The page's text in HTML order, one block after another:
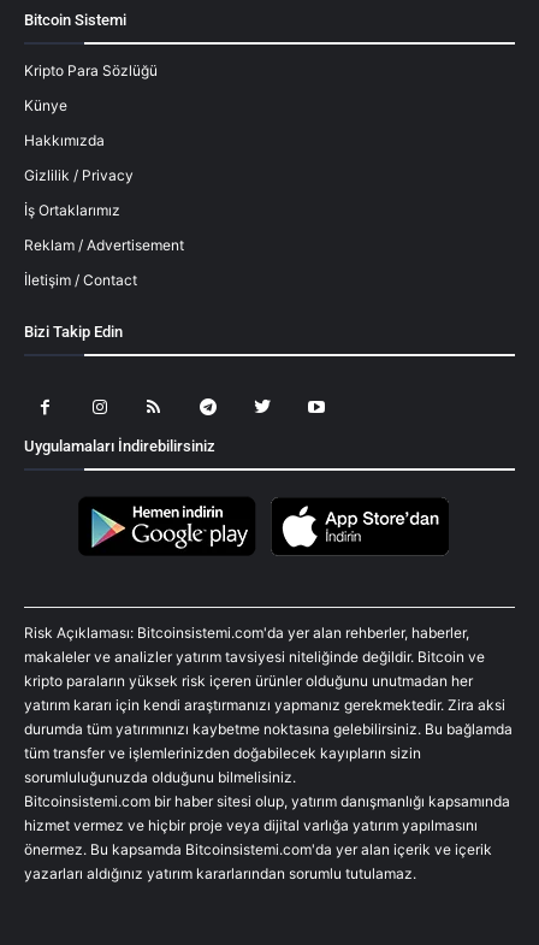
Bitcoin Sistemi
Kripto Para Sözlüğü
Künye
Hakkımızda
Gizlilik / Privacy
İş Ortaklarımız
Reklam / Advertisement
İletişim / Contact
Bizi Takip Edin
Uygulamaları İndirebilirsiniz
Risk Açıklaması: Bitcoinsistemi.com'da yer alan rehberler, haberler,
makaleler ve analizler yatırım tavsiyesi niteliğinde değildir. Bitcoin ve
kripto paraların yüksek risk içeren ürünler olduğunu unutmadan her
yatırım kararı için kendi araştırmanızı yapmanız gerekmektedir. Zira aksi
durumda tüm yatırımınızı kaybetme noktasına gelebilirsiniz. Bu bağlamda
tüm transfer ve işlemlerinizden doğabilecek kayıpların sizin
sorumluluğunuzda olduğunu bilmelisiniz.
Bitcoinsistemi.com bir haber sitesi olup, yatırım danışmanlığı kapsamında
hizmet vermez ve hiçbir proje veya dijital varlığa yatırım yapılmasını
önermez. Bu kapsamda Bitcoinsistemi.com'da yer alan içerik ve içerik
yazarları aldığınız yatırım kararlarından sorumlu tutulamaz.